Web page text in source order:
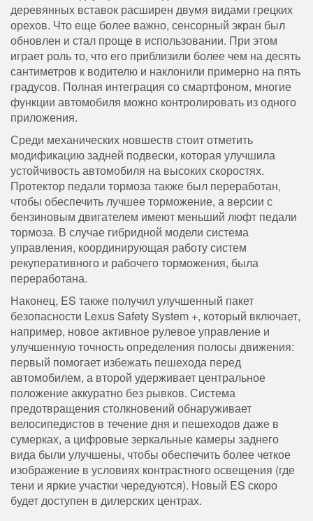
деревянных вставок расширен двумя видами грецких
орехов. Что еще более важно, сенсорный экран был
обновлен и стал проще в использовании. При этом
играет роль то, что его приблизили более чем на десять
сантиметров к водителю и наклонили примерно на пять
градусов. Полная интеграция со смартфоном, многие
функции автомобиля можно контролировать из одного
приложения.
Среди механических новшеств стоит отметить
модификацию задней подвески, которая улучшила
устойчивость автомобиля на высоких скоростях.
Протектор педали тормоза также был переработан,
чтобы обеспечить лучшее торможение, а версии с
бензиновым двигателем имеют меньший люфт педали
тормоза. В случае гибридной модели система
управления, координирующая работу систем
рекуперативного и рабочего торможения, была
переработана.
Наконец, ES также получил улучшенный пакет
безопасности Lexus Safety System +, который включает,
например, новое активное рулевое управление и
улучшенную точность определения полосы движения:
первый помогает избежать пешехода перед
автомобилем, а второй удерживает центральное
положение аккуратно без рывков. Система
предотвращения столкновений обнаруживает
велосипедистов в течение дня и пешеходов даже в
сумерках, а цифровые зеркальные камеры заднего
вида были улучшены, чтобы обеспечить более четкое
изображение в условиях контрастного освещения (где
тени и яркие участки чередуются). Новый ES скоро
будет доступен в дилерских центрах.